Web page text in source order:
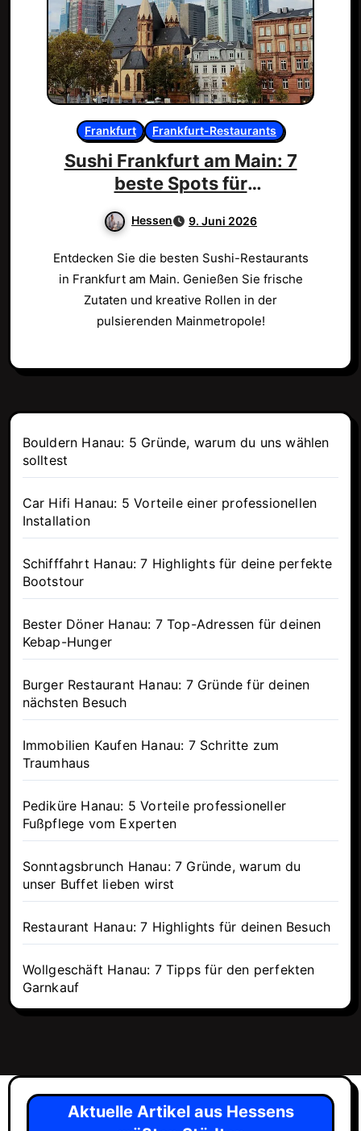
Frankfurt Frankfurt-Restaurants
Sushi Frankfurt am Main: 7
beste Spots für
Hessen 9. Juni 2026
Entdecken Sie die besten Sushi-Restaurants
in Frankfurt am Main. Genießen Sie frische
Zutaten und kreative Rollen in der
pulsierenden Mainmetropole!
Bouldern Hanau: 5 Gründe, warum du uns wählen
solltest
Car Hifi Hanau: 5 Vorteile einer professionellen
Installation
Schifffahrt Hanau: 7 Highlights für deine perfekte
Bootstour
Bester Döner Hanau: 7 Top-Adressen für deinen
Kebap-Hunger
Burger Restaurant Hanau: 7 Gründe für deinen
nächsten Besuch
Immobilien Kaufen Hanau: 7 Schritte zum
Traumhaus
Pediküre Hanau: 5 Vorteile professioneller
Fußpflege vom Experten
Sonntagsbrunch Hanau: 7 Gründe, warum du
unser Buffet lieben wirst
Restaurant Hanau: 7 Highlights für deinen Besuch
Wollgeschäft Hanau: 7 Tipps für den perfekten
Garnkauf
Aktuelle Artikel aus Hessens